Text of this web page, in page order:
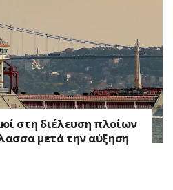
στη διέλευση πλοίων
μετά την αύξηση